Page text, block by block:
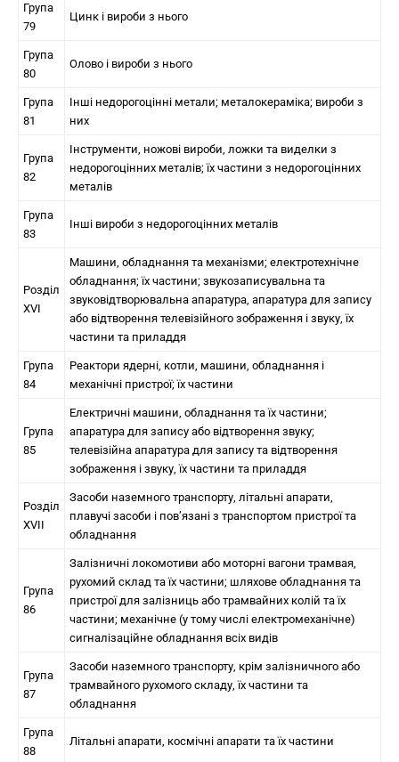
Група
79
Цинк і вироби з нього
Група
80
Олово і вироби з нього
Група
81
Інші недорогоцінні метали; металокераміка; вироби з
них
Група
82
Інструменти, ножові вироби, ложки та виделки з
недорогоцінних металів; їх частини з недорогоцінних
металів
Група
83
Інші вироби з недорогоцінних металів
Розділ
XVI
Машини, обладнання та механізми; електротехнічне
обладнання; їх частини; звукозаписувальна та
звуковідтворювальна апаратура, апаратура для запису
або відтворення телевізійного зображення і звуку, їх
частини та приладдя
Група
84
Реактори ядерні, котли, машини, обладнання і
механічні пристрої; їх частини
Група
85
Електричні машини, обладнання та їх частини;
апаратура для запису або відтворення звуку;
телевізійна апаратура для запису та відтворення
зображення і звуку, їх частини та приладдя
Розділ
XVII
Засоби наземного транспорту, літальні апарати,
плавучі засоби і пов’язані з транспортом пристрої та
обладнання
Група
86
Залізничні локомотиви або моторні вагони трамвая,
рухомий склад та їх частини; шляхове обладнання та
пристрої для залізниць або трамвайних колій та їх
частини; механічне (у тому числі електромеханічне)
сигналізаційне обладнання всіх видів
Група
87
Засоби наземного транспорту, крім залізничного або
трамвайного рухомого складу, їх частини та
обладнання
Група
88
Літальні апарати, космічні апарати та їх частини